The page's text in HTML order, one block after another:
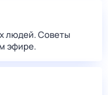
людей. Советы
эфире.